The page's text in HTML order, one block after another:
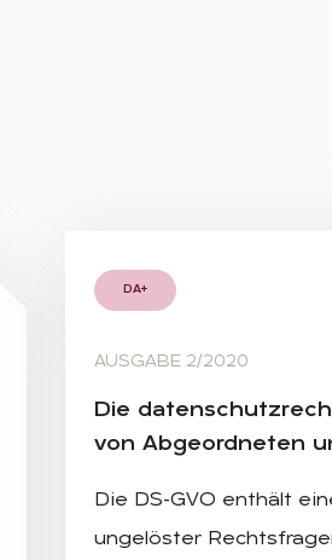
DA+
AUSGABE 2/2020
Die
von Ab­ge­ord­ne­ten
Die DS-GVO enthält
ungelöster